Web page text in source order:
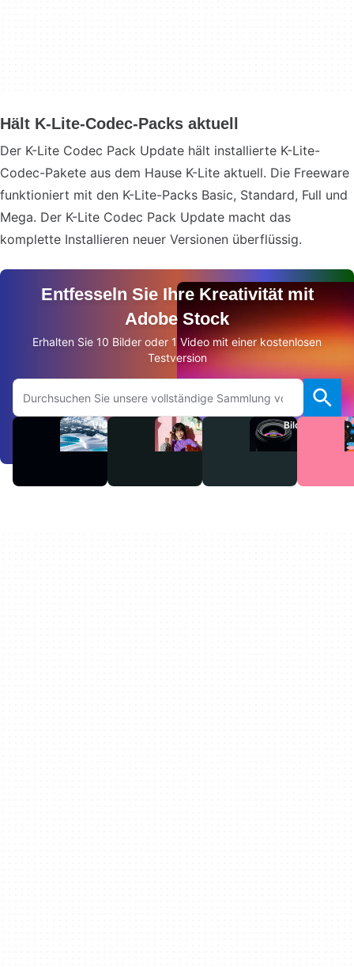
Hält K-Lite-Codec-Packs aktuell
Der K-Lite Codec Pack Update hält installierte K-Lite-
Codec-Pakete aus dem Hause K-Lite aktuell. Die Freeware
funktioniert mit den K-Lite-Packs Basic, Standard, Full und
Mega. Der K-Lite Codec Pack Update macht das
komplette Installieren neuer Versionen überflüssig.
Entfesseln Sie Ihre Kreativität mit
Adobe Stock
Erhalten Sie 10 Bilder oder 1 Video mit einer kostenlosen
Testversion
Auf Adobe.com suchen
Videos Audio Bilder